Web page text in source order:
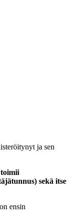
ja sen
sekä itse
ensin